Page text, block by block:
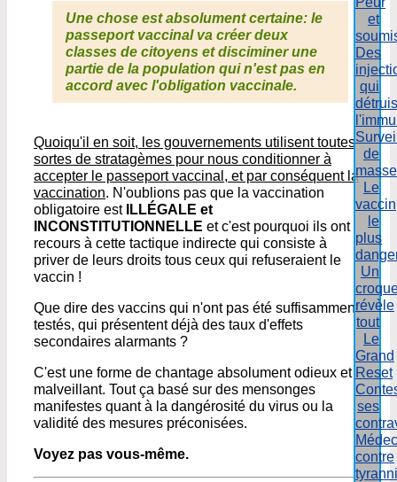
et
Des
qui
de
masse
Le
vaccin
le
plus
Un
révèle
tout
Le
Grand
Reset
ses
contre
Une chose est absolument certaine: le
passeport vaccinal va créer deux
classes de citoyens et disciminer une
partie de la population qui n'est pas en
accord avec l'obligation vaccinale.
Quoiqu'il en soit, les gouvernements utilisent toutes
sortes de stratagèmes pour nous conditionner à
accepter le passeport vaccinal, et par conséquent la
vaccination. N'oublions pas que la vaccination
obligatoire estILLÉGALE et
INCONSTITUTIONNELLE et c'est pourquoi ils ont
recours à cette tactique indirecte qui consiste à
priver de leurs droits tous ceux qui refuseraient le
vaccin !
Que dire des vaccins qui n'ont pas été suffisamment
testés, qui présentent déjà des taux d'effets
secondaires alarmants ?
C'est une forme de chantage absolument odieux et
malveillant. Tout ça basé sur des mensonges
manifestes quant à la dangérosité du virus ou la
validité des mesures préconisées.
Voyez pas vous-même.